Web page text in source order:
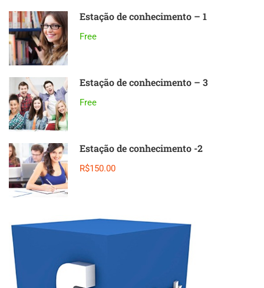
Estação de conhecimento – 1
Free
Estação de conhecimento – 3
Free
Estação de conhecimento -2
R$150.00